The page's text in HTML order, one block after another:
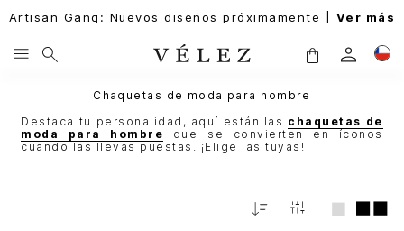
Artisan Gang: Nuevos diseños próximamente | Ver más
Chaquetas de moda para hombre
Destaca tu personalidad, aquí están las chaquetas de
moda para hombre que se convierten en íconos
cuando las llevas puestas. ¡Elige las tuyas!
Relevancia